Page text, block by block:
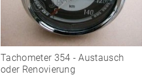
Tachometer 354 - Austausch
oder Renovierung